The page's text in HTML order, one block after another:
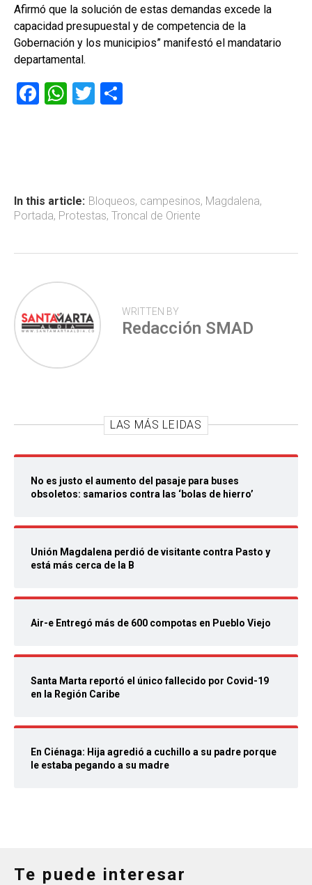
Afirmó que la solución de estas demandas excede la
capacidad presupuestal y de competencia de la
Gobernación y los municipios” manifestó el mandatario
departamental.
F
ok
W
p
p
T
tir
In this article: Bloqueos, campesinos, Magdalena,
Portada, Protestas, Troncal de Oriente
WRITTEN BY
Redacción SMAD
LAS MÁS LEIDAS
No es justo el aumento del pasaje para buses
obsoletos: samarios contra las ‘bolas de hierro’
Unión Magdalena perdió de visitante contra Pasto y
está más cerca de la B
Air-e Entregó más de 600 compotas en Pueblo Viejo
Santa Marta reportó el único fallecido por Covid-19
en la Región Caribe
En Ciénaga: Hija agredió a cuchillo a su padre porque
le estaba pegando a su madre
Te puede interesar